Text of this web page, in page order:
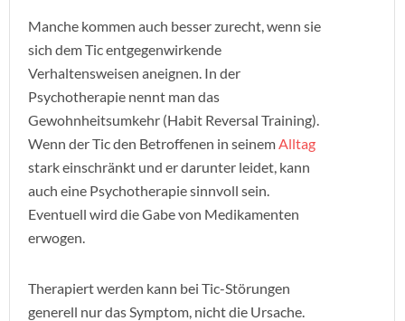
Manche kommen auch besser zurecht, wenn sie
sich dem Tic entgegenwirkende
Verhaltensweisen aneignen. In der
Psychotherapie nennt man das
Gewohnheitsumkehr (Habit Reversal Training).
Wenn der Tic den Betroffenen in seinemAlltag
stark einschränkt und er darunter leidet, kann
auch eine Psychotherapie sinnvoll sein.
Eventuell wird die Gabe von Medikamenten
erwogen.
Therapiert werden kann bei Tic-Störungen
generell nur das Symptom, nicht die Ursache.